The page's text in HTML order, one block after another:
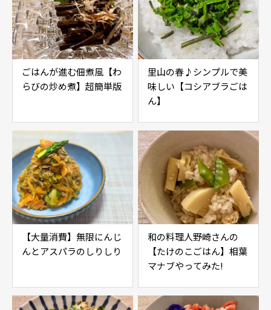
ごはんが進む佃煮風【わ
らびの炒め煮】超簡単版
里山の春♪シンプルで美
味しい【コシアブラごは
ん】
【大量消費】無限にんじ
んとアスパラのしりしり
和の料理人野崎さんの
【たけのこごはん】相葉
マナブやってみた!